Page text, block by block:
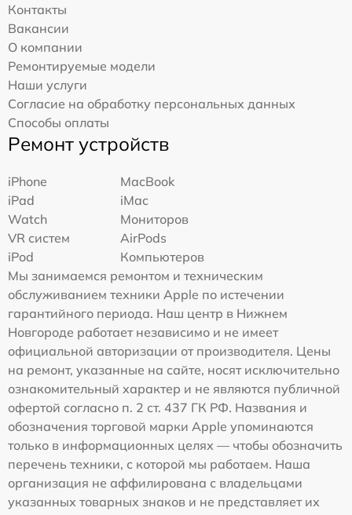
Контакты
Вакансии
О компании
Ремонтируемые модели
Наши услуги
Согласие на обработку персональных данных
Способы оплаты
Ремонт устройств
iPhone
MacBook
iPad
iMac
Watch
Мониторов
VR систем
AirPods
iPod
Компьютеров
Мы занимаемся ремонтом и техническим
обслуживанием техники Apple по истечении
гарантийного периода. Наш центр в Нижнем
Новгороде работает независимо и не имеет
официальной авторизации от производителя. Цены
на ремонт, указанные на сайте, носят исключительно
ознакомительный характер и не являются публичной
офертой согласно п. 2 ст. 437 ГК РФ. Названия и
обозначения торговой марки Apple упоминаются
только в информационных целях — чтобы обозначить
перечень техники, с которой мы работаем. Наша
организация не аффилирована с владельцами
указанных товарных знаков и не представляет их